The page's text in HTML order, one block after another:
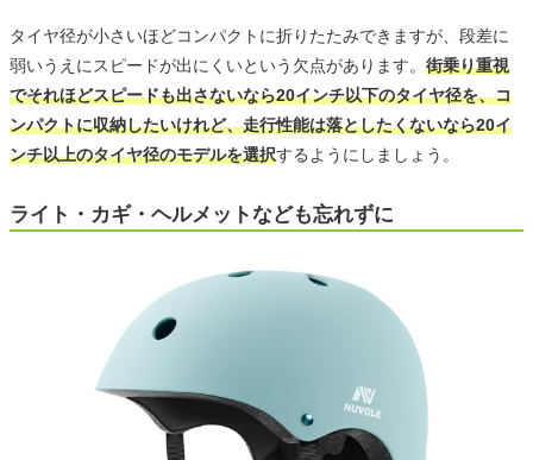
タイヤ径が小さいほどコンパクトに折りたたみできますが、段差に
弱いうえにスピードが出にくいという欠点があります。 街乗り重視
でそれほどスピードも出さないなら20インチ以下のタイヤ径を、コ
ンパクトに収納したいけれど、走行性能は落としたくないなら20イ
ンチ以上のタイヤ径のモデルを選択するようにしましょう。
ライト・カギ・ヘルメットなども忘れずに